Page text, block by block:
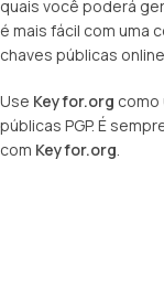
quais você poderá
é mais fácil com uma
chaves públicas
Use Keyfor.org como
públicas PGP. É
com Keyfor.org.